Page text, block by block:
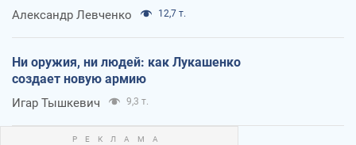
Александр Левченко 12,7 т.
Ни оружия, ни людей: как Лукашенко
создает новую армию
Игар Тышкевич 9,3 т.